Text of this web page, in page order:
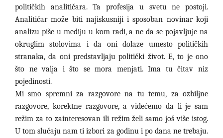
političkih analitičara. Ta profesija u svetu ne postoji.
Analitičar može biti najiskusniji i sposoban novinar koji
analizu piše u mediju u kom radi, a ne da se pojavljuje na
okruglim stolovima i da oni dolaze umesto političkih
stranaka, da oni predstavljaju politički život. E, to je ono
što ne valja i što se mora menjati. Ima tu čitav niz
pojedinosti.
Mi smo spremni za razgovore na tu temu, za ozbiljne
razgovore, korektne razgovore, a videćemo da li je sam
režim za to zainteresovan ili režim želi samo još više istog.
U tom slučaju nam ti izbori za godinu i po dana ne trebaju.